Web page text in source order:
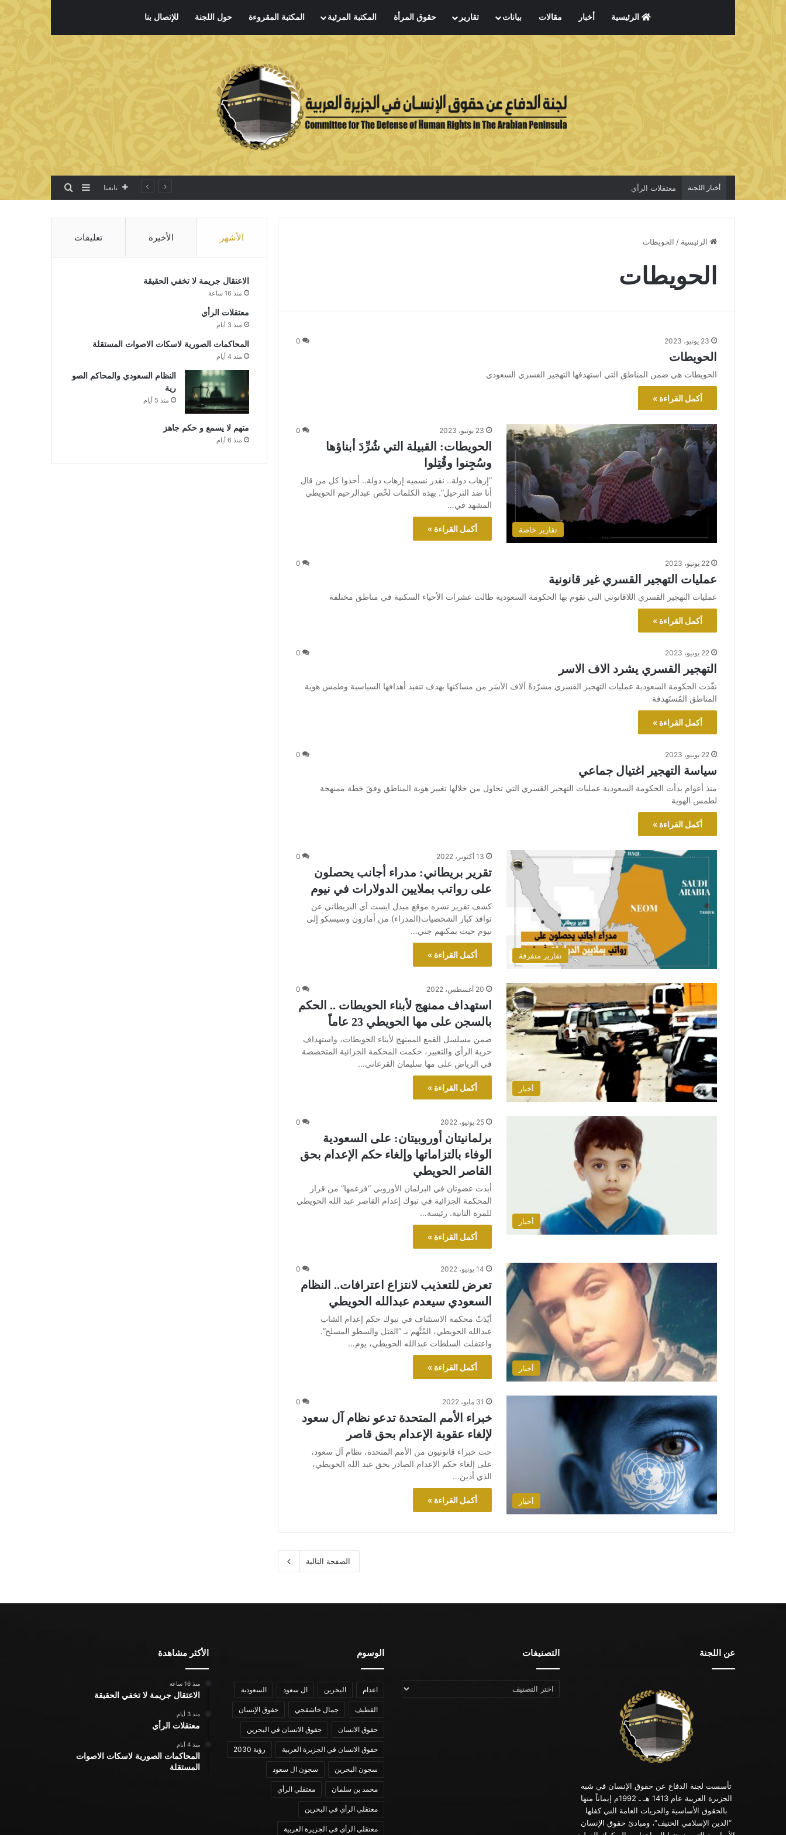
الرئيسية أخبار مقالات بيانات تقارير حقوق المرأة المكتبة المرئية المكتبة المقروءة حول اللجنة للإتصال بنا
أخبار اللجنة معتقلات الرأي تابعنا إضافة عمود جانبي
بحث عن
الرئيسية / الحويطات
الحويطات
23 يونيو، 2023 0
الحويطات
الحويطات هي ضمن المناطق التي استهدفها التهجير القسري السعودي
أكمل القراءة »
تقارير خاصة
23 يونيو، 2023 0
الحويطات: القبيلة التي شُرِّدَ أبناؤها
وسُجِنوا وقُتِلوا
“إرهاب دولة.. نقدر نسميه إرهاب دولة.. أخذوا كل من قال
أنا ضد الترحيل”. بهذه الكلمات لخّص عبدالرحيم الحويطي
المشهد في…
أكمل القراءة »
22 يونيو، 2023 0
عمليات التهجير القسري غير قانونية
عمليات التهجير القسري اللاقانوني التي تقوم بها الحكومة السعودية طالت عشرات الأحياء السكنية في مناطق مختلفة
أكمل القراءة »
22 يونيو، 2023 0
التهجير القسري يشرد الاف الاسر
نفّذت الحكومة السعودية عمليات التهجير القسري مشرّدةً آلاف الأسَر من مساكنها بهدف تنفيذ أهدافها السياسية وطمس هوية
المناطق المُستَهدفة
أكمل القراءة »
22 يونيو، 2023 0
سياسة التهجير اغتيال جماعي
منذ أعوام بدأت الحكومة السعودية عمليات التهجير القسري التي تحاول من خلالها تغيير هوية المناطق وفقَ خطة ممنهجة
لطمس الهوية
أكمل القراءة »
تقارير متفرقة
13 أكتوبر، 2022 0
تقرير بريطاني: مدراء أجانب يحصلون
على رواتب بملايين الدولارات في نيوم
كشف تقرير نشره موقع ميدل ايست آي البريطاني عن
توافد كبار الشخصيات(المدراء) من أمازون وسيسكو إلى
نيوم حيث يمكنهم جني…
أكمل القراءة »
أخبار
20 أغسطس، 2022 0
استهداف ممنهج لأبناء الحويطات .. الحكم
بالسجن على مها الحويطي 23 عاماً
ضمن مسلسل القمع الممنهج لأبناء الحويطات، واستهداف
حرية الرأي والتعبير، حكمت المحكمة الجزائية المتخصصة
في الرياض على مها سليمان القرعاني…
أكمل القراءة »
أخبار
25 يونيو، 2022 0
برلمانيتان أوروبيتان: على السعودية
الوفاء بالتزاماتها وإلغاء حكم الإعدام بحق
القاصر الحويطي
أبدت عضوتان في البرلمان الأوروبي “فزعمها” من قرار
المحكمة الجزائية في تبوك إعدام القاصر عبد الله الحويطي
للمرة الثانية. رئيسة…
أكمل القراءة »
أخبار
14 يونيو، 2022 0
تعرض للتعذيب لانتزاع اعترافات.. النظام
السعودي سيعدم عبدالله الحويطي
أيّدَتْ محكمة الاستئناف في تبوك حكم إعدام الشاب
عبدالله الحويطي، المُتَّهم بـ “القتل والسطو المسلح”.
واعتقلت السلطات عبدالله الحويطي، يوم…
أكمل القراءة »
أخبار
31 مايو، 2022 0
خبراء الأمم المتحدة تدعو نظام آل سعود
لإلغاء عقوبة الإعدام بحق قاصر
حث خبراء قانونيون من الأمم المتحدة، نظام آل سعود،
على إلغاء حكم الإعدام الصادر بحق عبد الله الحويطي،
الذي أدين…
أكمل القراءة »
الصفحة التالية
الأشهر الأخيرة تعليقات
الاعتقال جريمة لا تخفي الحقيقة
منذ 16 ساعة
معتقلات الرأي
منذ 3 أيام
المحاكمات الصورية لاسكات الاصوات المستقلة
منذ 4 أيام
النظام السعودي والمحاكم الصو
رية
منذ 5 أيام
متهم لا يسمع و حكم جاهز
منذ 6 أيام
عن اللجنة
تأسست لجنة الدفاع عن حقوق الإنسان في شبه
الجزيرة العربية عام 1413 هـ ـ 1992م إيماناً منها
بالحقوق الأساسية والحريات العامة التي كفلها
“الدين الإسلامي الحنيف”، ومبادئ حقوق الإنسان
التصنيفات
التصنيفات
الوسوم
اعدام البحرين ال سعود السعودية
القطيف جمال خاشقجي حقوق الإنسان
حقوق الانسان حقوق الانسان في البحرين
حقوق الانسان في الجزيرة العربية رؤية 2030
سجون البحرين سجون ال سعود
محمد بن سلمان معتقلي الرأي
معتقلي الرأي في البحرين
معتقلي الرأي في الجزيرة العربية
الأكثر مشاهدة
منذ 16 ساعة
الاعتقال جريمة لا تخفي الحقيقة
منذ 3 أيام
معتقلات الرأي
منذ 4 أيام
المحاكمات الصورية لاسكات الاصوات
المستقلة